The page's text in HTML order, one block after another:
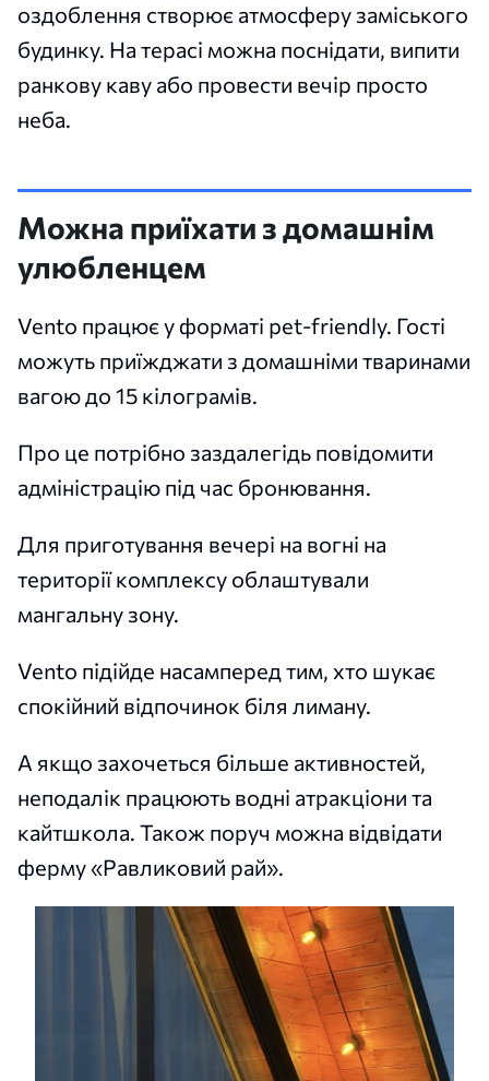
оздоблення створює атмосферу заміського
будинку. На терасі можна поснідати, випити
ранкову каву або провести вечір просто
неба.
Можна приїхати з домашнім
улюбленцем
Vento працює у форматі pet-friendly. Гості
можуть приїжджати з домашніми тваринами
вагою до 15 кілограмів.
Про це потрібно заздалегідь повідомити
адміністрацію під час бронювання.
Для приготування вечері на вогні на
території комплексу облаштували
мангальну зону.
Vento підійде насамперед тим, хто шукає
спокійний відпочинок біля лиману.
А якщо захочеться більше активностей,
неподалік працюють водні атракціони та
кайтшкола. Також поруч можна відвідати
ферму «Равликовий рай».